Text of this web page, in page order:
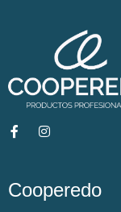
Cooperedo